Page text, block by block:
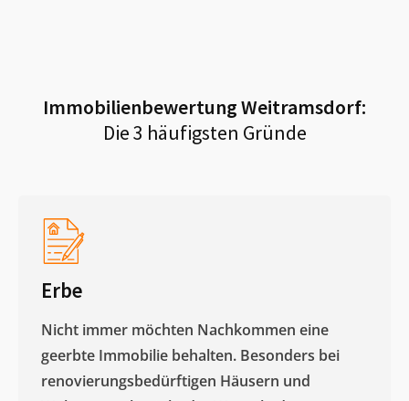
ImmobilienbewertungWeitramsdorf:
Die 3 häufigsten Gründe
Erbe
Nicht immer möchten Nachkommen eine
geerbte Immobilie behalten. Besonders bei
renovierungsbedürftigen Häusern und